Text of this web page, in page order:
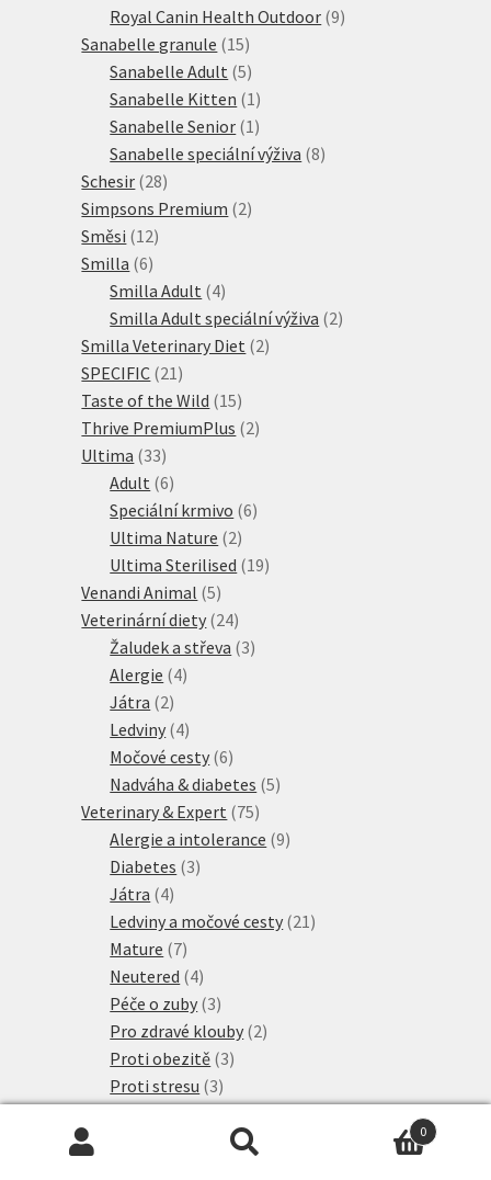
produktů
Royal Canin Health Outdoor 99
Sanabelle granule 1515
produktů
Sanabelle Adult 55
produktů
Sanabelle Kitten 1 1
produkt
Sanabelle Senior 1 1
produkt
Sanabelle speciální výživa 88
Schesir 2828
produktů
Simpsons Premium 22
Směsi 1212
Smilla 66
produktů
Smilla Adult 44
produkty
Smilla Adult speciální výživa 22
Smilla Veterinary Diet 22
SPECIFIC 21 21
produktů
Taste of the Wild 1515
produktů
Thrive PremiumPlus 22
Ultima 3333
produktů
Adult 66
produktů
Speciální krmivo 66
Ultima Nature 22
produkty
Ultima Sterilised 1919
Venandi Animal 55
produktů
Veterinární diety 2424
produktů
Žaludek a střeva 33
Alergie 44
Játra 22
produkty
Ledviny 44
produkty
Močové cesty 66
produktů
Nadváha & diabetes 55
Veterinary & Expert 7575
produktů
Alergie a intolerance 99
Diabetes 33
Játra 44
produkty
Ledviny a močové cesty 21 21
Mature 77
produktů
Neutered 44
produkty
Péče o zuby 33
produkty
Pro zdravé klouby 22
Proti obezitě 33
Proti stresu 33
produkty
2
produkty
Žaludek a střeva 14 0